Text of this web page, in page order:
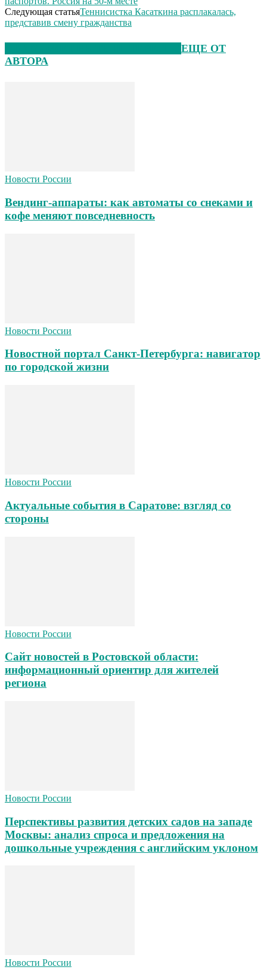
Следующая статьяТеннисистка Касаткина расплакалась,
представив смену гражданства
ЕЩЕ ОТ
АВТОРА
Новости России
Вендинг-аппараты: как автоматы со снеками и
кофе меняют повседневность
Новости России
Новостной портал Санкт-Петербурга: навигатор
по городской жизни
Новости России
Актуальные события в Саратове: взгляд со
стороны
Новости России
Сайт новостей в Ростовской области:
информационный ориентир для жителей
региона
Новости России
Перспективы развития детских садов на западе
Москвы: анализ спроса и предложения на
дошкольные учреждения с английским уклоном
Новости России